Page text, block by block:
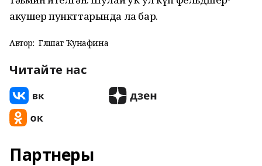
акушер пункттарында ла бар.
Автор: Гөлшат Ҡунафина
Читайте нас
Партнеры